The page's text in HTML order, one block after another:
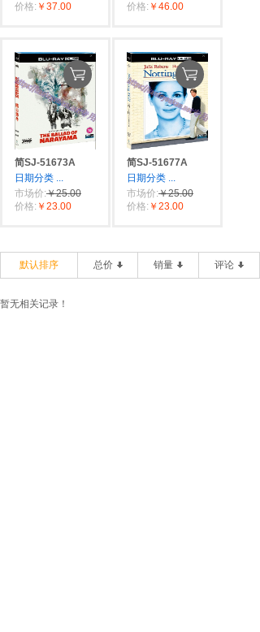
价格: ￥37.00
价格: ￥46.00
简SJ-51673A
日期分类 ...
市场价:￥25.00
价格: ￥23.00
简SJ-51677A
日期分类 ...
市场价:￥25.00
价格: ￥23.00
默认排序 总价 销量 评论
暂无相关记录！